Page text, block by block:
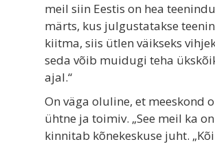
meil siin Eestis on hea
märts, kus julgustatakse
kiitma, siis ütlen väikseks
seda võib muidugi teha
ajal.“
On väga oluline, et meeskond
ühtne ja toimiv. „See meil ka
kinnitab kõnekeskuse juht.